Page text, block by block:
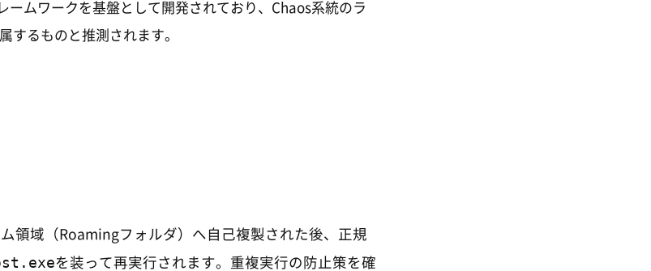
ームワークを基盤として開発されており、Chaos系統のラ
するものと推測されます。
領域（Roamingフォルダ）へ自己複製された後、正規
を装って再実行されます。重複実行の防止策を確